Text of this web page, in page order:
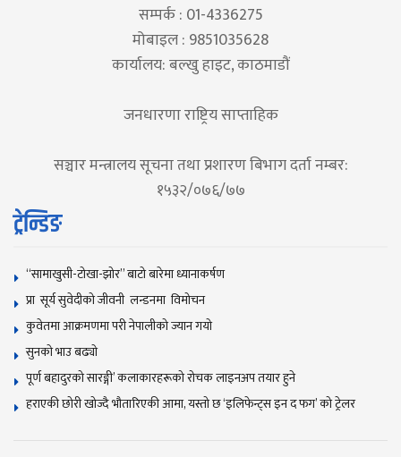
सम्पर्क : 01-4336275
मोबाइल : 9851035628
कार्यालय: बल्खु हाइट, काठमाडौं
जनधारणा राष्ट्रिय साप्ताहिक
सञ्चार मन्त्रालय सूचना तथा प्रशारण बिभाग दर्ता नम्बर:
१५३२/०७६/७७
ट्रेन्डिङ
“सामाखुसी-टोखा-झोर” बाटो बारेमा ध्यानाकर्षण
प्रा सूर्य सुवेदीको जीवनी लन्डनमा विमोचन
कुवेतमा आक्रमणमा परी नेपालीको ज्यान गयाे
सुनकाे भाउ बढ्याे
पूर्ण बहादुरको सारङ्गी’ कलाकारहरूको रोचक लाइनअप तयार हुने
हराएकी छोरी खोज्दै भौतारिएकी आमा, यस्तो छ ‘इलिफेन्ट्स इन द फग’ को ट्रेलर